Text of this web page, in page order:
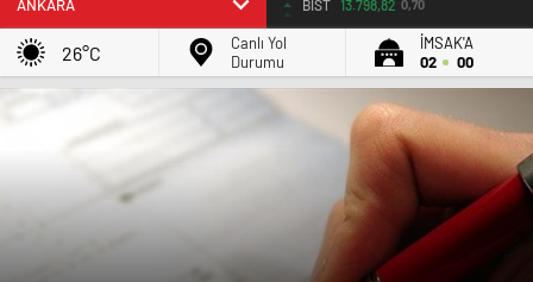
BIST 13.798,82 0,70
26°C
Canlı Yol
Durumu
İMSAK'A
02
00